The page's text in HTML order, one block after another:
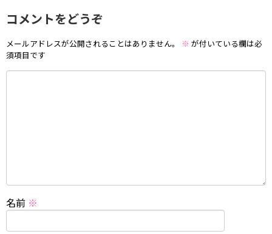
コメントをどうぞ
メールアドレスが公開されることはありません。 ※ が付いている欄は必
須項目です
名前 ※